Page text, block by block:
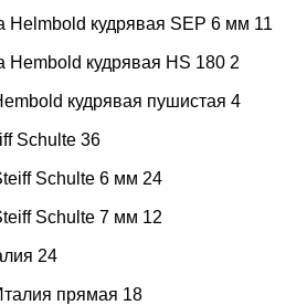
Helmbold кудрявая SEP 6 мм 11
Hembold кудрявая HS 180 2
кудрявая пушистая 4
Schulte 36
Schulte 6 мм 24
Schulte 7 мм 12
24
прямая 18